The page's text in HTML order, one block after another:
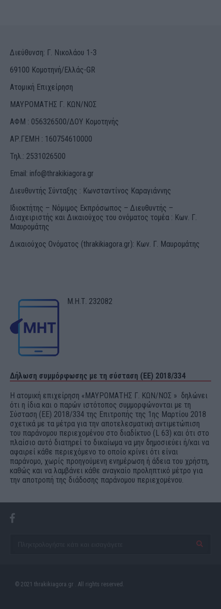
Διεύθυνση: Γ. Νικολάου 1-3
69100 Κομοτηνή/Ελλάς-GR
Ατομική Επιχείρηση
ΜΑΥΡΟΜΑΤΗΣ Γ. ΚΩΝ/ΝΟΣ
ΑΦΜ : 056326500/ΔOΥ Κομοτηνής
ΑΡ.ΓΕΜΗ : 160754610000
Τηλ.: 2531026500
Email: info@thrakikiagora.gr
Διευθυντής Σύνταξης : Κωνσταντίνος Καραγιάννης
Ιδιοκτήτης – Νόμιμος Εκπρόσωπος – Διευθυντής –
Διαχειριστής και Δικαιούχος του ονόματος τομέα : Κων. Γ.
Μαυρομάτης
Δικαιούχος Ονόματος (thrakikiagora.gr): Κων. Γ. Μαυρομάτης
Μ.Η.Τ. 232082
Δήλωση συμμόρφωσης με τη σύσταση (ΕΕ) 2018/334
Η ατομική επιχείρηση «ΜΑΥΡΟΜΑΤΗΣ Γ. ΚΩΝ/ΝΟΣ » δηλώνει
ότι η ίδια και ο παρών ιστότοπος συμμορφώνονται με τη
Σύσταση (ΕΕ) 2018/334 της Επιτροπής της 1ης Μαρτίου 2018
σχετικά με τα μέτρα για την αποτελεσματική αντιμετώπιση
του παράνομου περιεχομένου στο διαδίκτυο (L 63) και ότι στο
πλαίσιο αυτό διατηρεί το δικαίωμα να μην δημοσιεύει ή/και να
αφαιρεί κάθε περιεχόμενο το οποίο κρίνει ότι είναι
παράνομο, χωρίς προηγούμενη ενημέρωση ή άδεια του χρήστη,
καθώς και να λαμβάνει κάθε αναγκαίο προληπτικό μέτρο για
την αποτροπή της διάδοσης παράνομου περιεχομένου.
© 2021 thrakikiagora.gr . All rights reserved.